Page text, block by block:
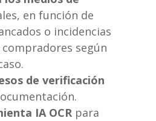
en función de
o incidencias
según
de verificación
IA OCR para